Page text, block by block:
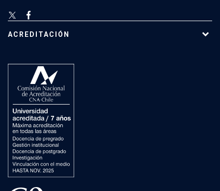
ACREDITACIÓN